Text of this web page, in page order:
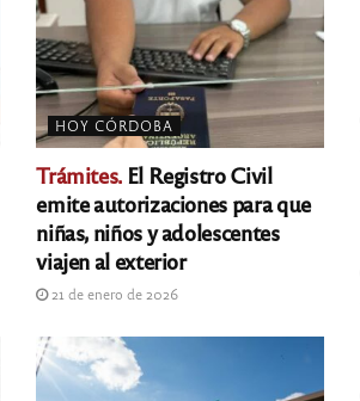
HOY CÓRDOBA
Trámites. El Registro Civil
emite autorizaciones para que
niñas, niños y adolescentes
viajen al exterior
21 de enero de 2026